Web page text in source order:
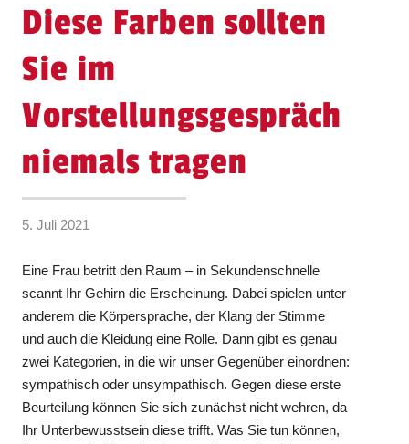
Diese Farben sollten
Sie im
Vorstellungsgespräch
niemals tragen
5. Juli 2021
Eine Frau betritt den Raum – in Sekundenschnelle
scannt Ihr Gehirn die Erscheinung. Dabei spielen unter
anderem die Körpersprache, der Klang der Stimme
und auch die Kleidung eine Rolle. Dann gibt es genau
zwei Kategorien, in die wir unser Gegenüber einordnen:
sympathisch oder unsympathisch. Gegen diese erste
Beurteilung können Sie sich zunächst nicht wehren, da
Ihr Unterbewusstsein diese trifft. Was Sie tun können,